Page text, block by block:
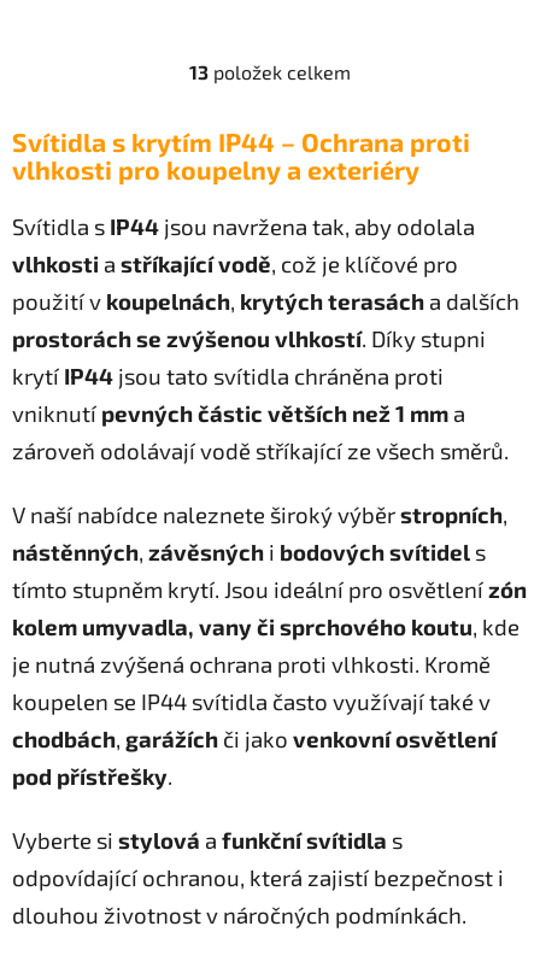
O
l
á
d
a
c
í
p
r
v
k
v
ý
i
s
u
13 položek celkem
Svítidla s krytím IP44 – Ochrana proti
vlhkosti pro koupelny a exteriéry
Svítidla s IP44 jsou navržena tak, aby odolala
vlhkosti a stříkající vodě, což je klíčové pro
použití v koupelnách, krytých terasách a dalších
prostorách se zvýšenou vlhkostí. Díky stupni
krytí IP44 jsou tato svítidla chráněna proti
vniknutí pevných částic větších než 1 mm a
zároveň odolávají vodě stříkající ze všech směrů.
V naší nabídce naleznete široký výběrstropních,
nástěnných, závěsných i bodových svítidel s
tímto stupněm krytí. Jsou ideální pro osvětlenízón
kolem umyvadla, vany či sprchového koutu, kde
je nutná zvýšená ochrana proti vlhkosti. Kromě
koupelen se IP44 svítidla často využívají také v
chodbách, garážích či jako venkovní osvětlení
pod přístřešky.
Vyberte si stylová a funkční svítidla s
odpovídající ochranou, která zajistí bezpečnost i
dlouhou životnost v náročných podmínkách.